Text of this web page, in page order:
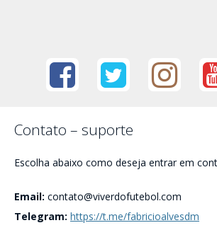
Contato – suporte
Escolha abaixo como deseja entrar em
Email: contato@viverdofutebol.com
Telegram: https://t.me/fabricioalvesdm